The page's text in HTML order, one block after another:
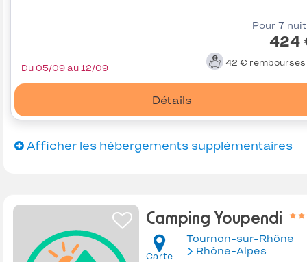
Pour 7
424
42 € remboursés
Détails
Du 05/09 au 12/09
Afficher les hébergements supplémentaires
Camping Youpendi
Carte
Tournon-sur-Rhône
Rhône-Alpes